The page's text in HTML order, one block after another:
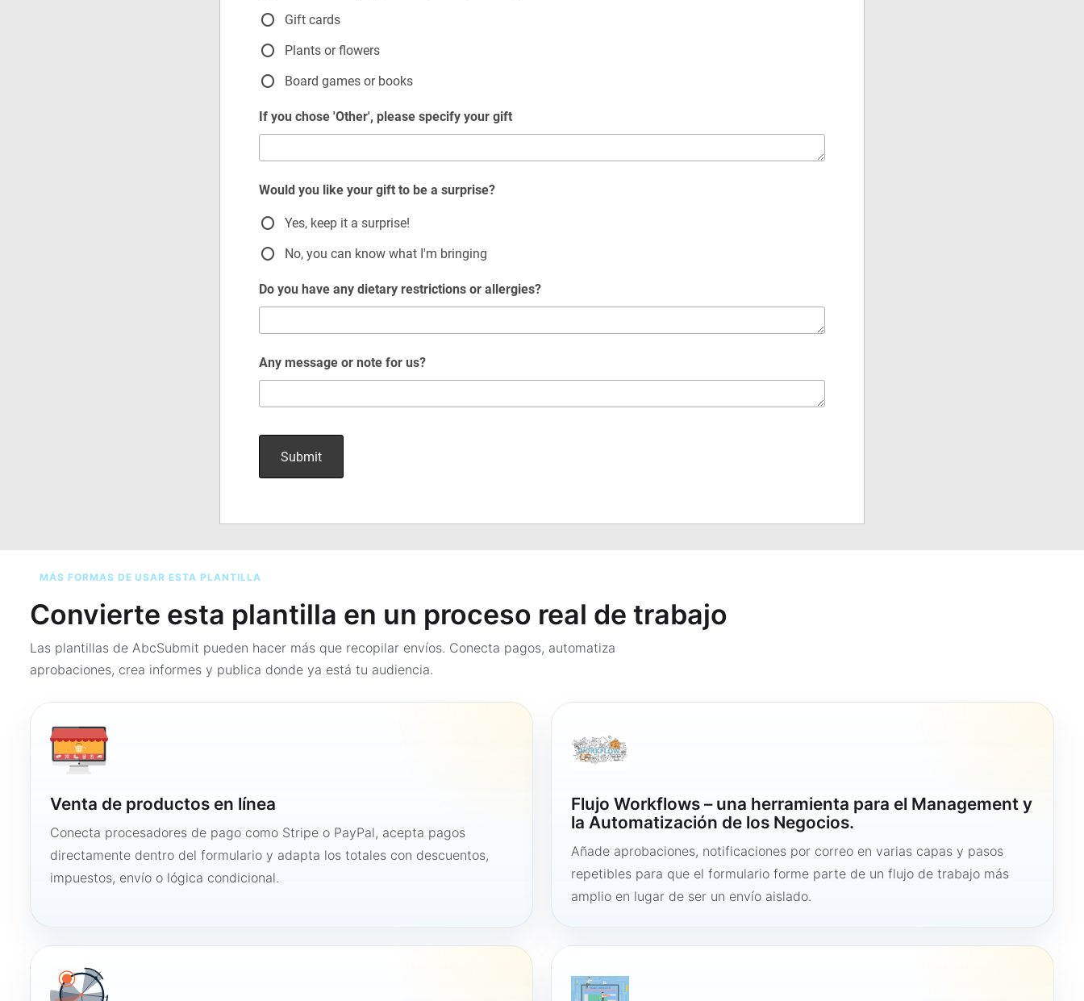
MÁS FORMAS DE USAR ESTA PLANTILLA
Convierte esta plantilla en un proceso real de trabajo
Las plantillas de AbcSubmit pueden hacer más que recopilar envíos. Conecta pagos, automatiza
aprobaciones, crea informes y publica donde ya está tu audiencia.
Venta de productos en línea
Conecta procesadores de pago como Stripe o PayPal, acepta pagos
directamente dentro del formulario y adapta los totales con descuentos,
impuestos, envío o lógica condicional.
Flujo Workflows – una herramienta para el Management y
la Automatización de los Negocios.
Añade aprobaciones, notificaciones por correo en varias capas y pasos
repetibles para que el formulario forme parte de un flujo de trabajo más
amplio en lugar de ser un envío aislado.